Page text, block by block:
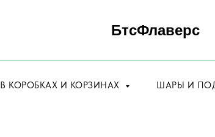
БтсФлаверс
В КОРОБКАХ И КОРЗИНАХ ШАРЫ И